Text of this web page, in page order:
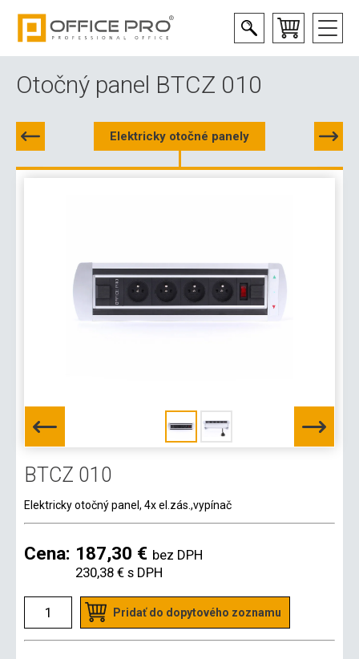
Otočný panel BTCZ 010
Elektricky otočné panely
BTCZ 010
Elektricky otočný panel, 4x el.zás.,vypínač
Cena: 187,30 € bez DPH
230,38 € s DPH
Pridať do dopytového zoznamu